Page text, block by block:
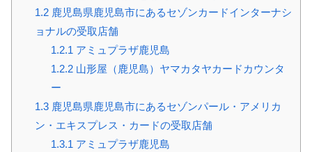
1.2鹿児島県鹿児島市にあるセゾンカードインターナシ
ョナルの受取店舗
1.2.1 アミュプラザ鹿児島
1.2.2山形屋（鹿児島）ヤマカタヤカードカウンタ
ー
1.3鹿児島県鹿児島市にあるセゾンパール・アメリカ
ン・エキスプレス・カードの受取店舗
1.3.1 アミュプラザ鹿児島